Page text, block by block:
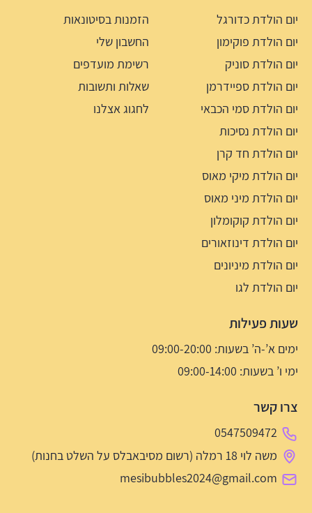
יום הולדת כדורגל
יום הולדת פוקימון
יום הולדת סוניק
יום הולדת ספיידרמן
יום הולדת סמי הכבאי
יום הולדת נסיכות
יום הולדת חד קרן
יום הולדת מיקי מאוס
יום הולדת מיני מאוס
יום הולדת קוקומלון
יום הולדת דינוזאורים
יום הולדת מיניונים
יום הולדת לגו
הזמנות בסיטונאות
החשבון שלי
רשימת מועדפים
שאלות ותשובות
לחגוג אצלנו
שעות פעילות
ימים א’-ה’ בשעות: 09:00-20:00
ימי ו’ בשעות: 09:00-14:00
צרו קשר
0547509472
משה לוי 18 רמלה (רשום מסיבאבלס על השלט בחנות)
mesibubbles2024@gmail.com